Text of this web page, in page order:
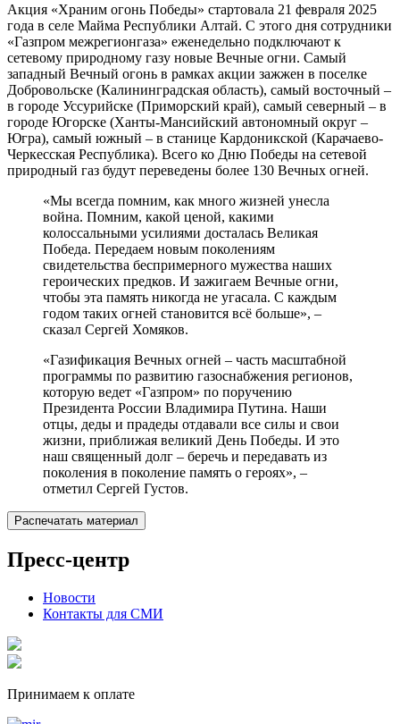
Акция «Храним огонь Победы» стартовала 21 февраля 2025
года в селе Майма Республики Алтай. С этого дня сотрудники
«Газпром межрегионгаза» еженедельно подключают к
сетевому природному газу новые Вечные огни. Самый
западный Вечный огонь в рамках акции зажжен в поселке
Добровольске (Калининградская область), самый восточный –
в городе Уссурийске (Приморский край), самый северный – в
городе Югорске (Ханты-Мансийский автономный округ –
Югра), самый южный – в станице Кардоникской (Карачаево-
Черкесская Республика). Всего ко Дню Победы на сетевой
природный газ будут переведены более 130 Вечных огней.
«Мы всегда помним, как много жизней унесла
война. Помним, какой ценой, какими
колоссальными усилиями досталась Великая
Победа. Передаем новым поколениям
свидетельства беспримерного мужества наших
героических предков. И зажигаем Вечные огни,
чтобы эта память никогда не угасала. С каждым
годом таких огней становится всё больше», –
сказал Сергей Хомяков.
«Газификация Вечных огней – часть масштабной
программы по развитию газоснабжения регионов,
которую ведет «Газпром» по поручению
Президента России Владимира Путина. Наши
отцы, деды и прадеды отдавали все силы и свои
жизни, приближая великий День Победы. И это
наш священный долг – беречь и передавать из
поколения в поколение память о героях», –
отметил Сергей Густов.
Распечатать материал
Пресс-центр
Новости
Контакты для СМИ
Принимаем к оплате